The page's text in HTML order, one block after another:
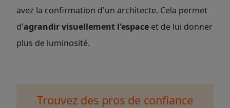
avez la confirmation d'un architecte. Cela permet
d'agrandir visuellement l'espace et de lui donner
plus de luminosité.
Trouvez des pros de confiance